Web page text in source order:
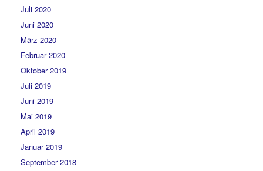
Juli 2020
Juni 2020
März 2020
Februar 2020
Oktober 2019
Juli 2019
Juni 2019
Mai 2019
April 2019
Januar 2019
September 2018